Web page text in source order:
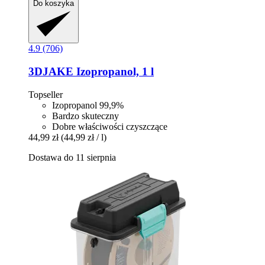
Do koszyka
4.9 (706)
3DJAKE Izopropanol, 1 l
Topseller
Izopropanol 99,9%
Bardzo skuteczny
Dobre właściwości czyszczące
44,99 zł (44,99 zł / l)
Dostawa do 11 sierpnia